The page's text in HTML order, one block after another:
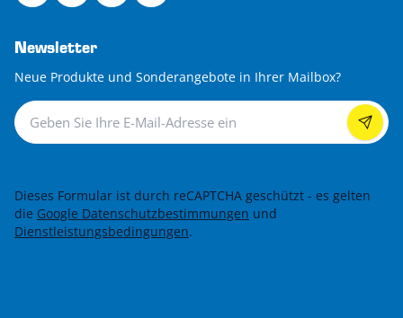
Newsletter
Neue Produkte und Sonderangebote in Ihrer Mailbox?
Newsletter
Dieses Formular ist durch reCAPTCHA geschützt - es gelten
die Google Datenschutzbestimmungen und
Dienstleistungsbedingungen.